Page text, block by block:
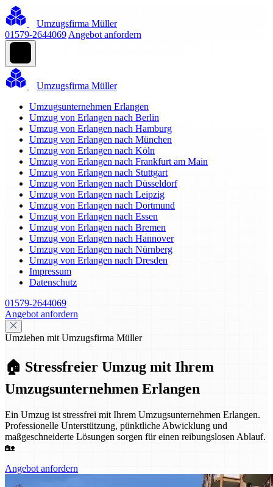
Umzugsfirma Müller
01579-2644069 Angebot anfordern
Umzugsfirma Müller
Umzugsunternehmen Erlangen
Umzug von Erlangen nach Berlin
Umzug von Erlangen nach Hamburg
Umzug von Erlangen nach München
Umzug von Erlangen nach Köln
Umzug von Erlangen nach Frankfurt am Main
Umzug von Erlangen nach Stuttgart
Umzug von Erlangen nach Düsseldorf
Umzug von Erlangen nach Leipzig
Umzug von Erlangen nach Dortmund
Umzug von Erlangen nach Essen
Umzug von Erlangen nach Bremen
Umzug von Erlangen nach Hannover
Umzug von Erlangen nach Nürnberg
Umzug von Erlangen nach Dresden
Impressum
Datenschutz
01579-2644069
Angebot anfordern
Umziehen mit Umzugsfirma Müller
🏠 Stressfreier Umzug mit Ihrem
Umzugsunternehmen Erlangen
Ein Umzug ist stressfrei mit Ihrem Umzugsunternehmen Erlangen.
Professionelle Unterstützung, pünktliche Abwicklung und
maßgeschneiderte Lösungen sorgen für einen reibungslosen Ablauf.
🏡
Angebot anfordern